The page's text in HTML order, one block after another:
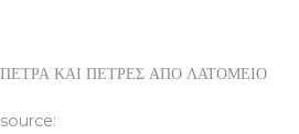
ΠΕΤΡΑ ΚΑΙ ΠΕΤΡΕΣ ΑΠΟ ΛΑΤΟΜΕΙΟ
source: